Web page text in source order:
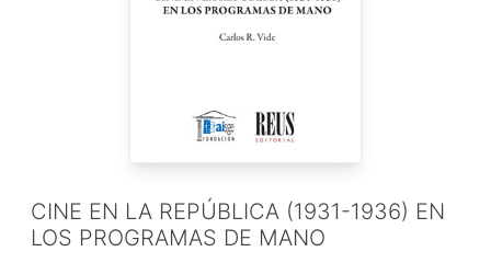
CINE EN LA REPÚBLICA (1931-1936) EN
LOS PROGRAMAS DE MANO